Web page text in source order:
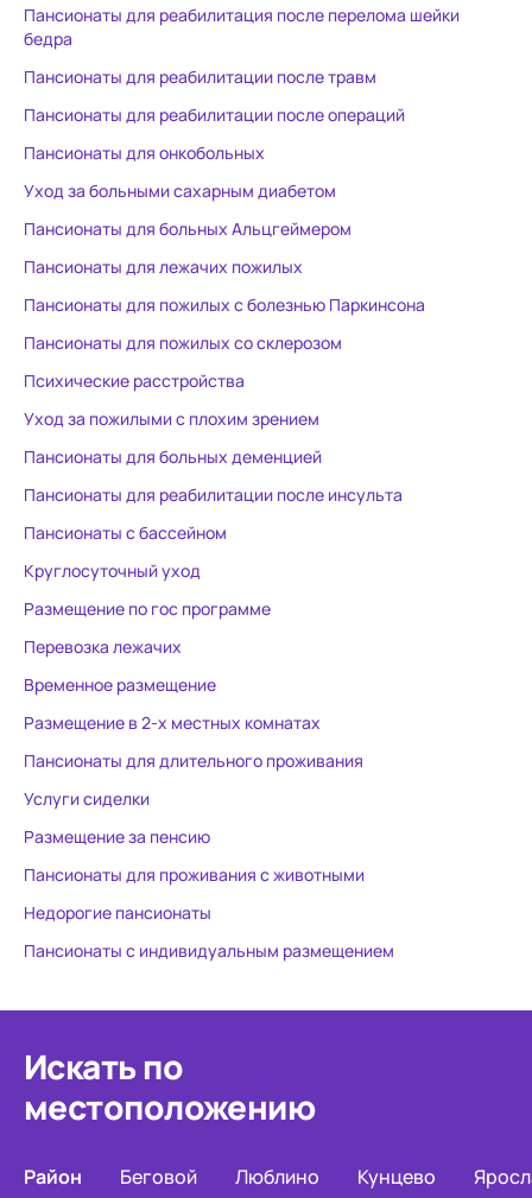
Пансионаты для реабилитация после перелома шейки
бедра
Пансионаты для реабилитации после травм
Пансионаты для реабилитации после операций
Пансионаты для онкобольных
Уход за больными сахарным диабетом
Пансионаты для больных Альцгеймером
Пансионаты для лежачих пожилых
Пансионаты для пожилых с болезнью Паркинсона
Пансионаты для пожилых со склерозом
Психические расстройства
Уход за пожилыми с плохим зрением
Пансионаты для больных деменцией
Пансионаты для реабилитации после инсульта
Пансионаты с бассейном
Круглосуточный уход
Размещение по гос программе
Перевозка лежачих
Временное размещение
Размещение в 2-х местных комнатах
Пансионаты для длительного проживания
Услуги сиделки
Размещение за пенсию
Пансионаты для проживания с животными
Недорогие пансионаты
Пансионаты с индивидуальным размещением
Искать по
местоположению
Район Беговой Люблино Кунцево